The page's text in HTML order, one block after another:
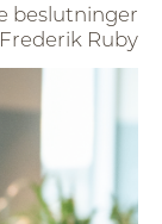
beslutninger
Ruby